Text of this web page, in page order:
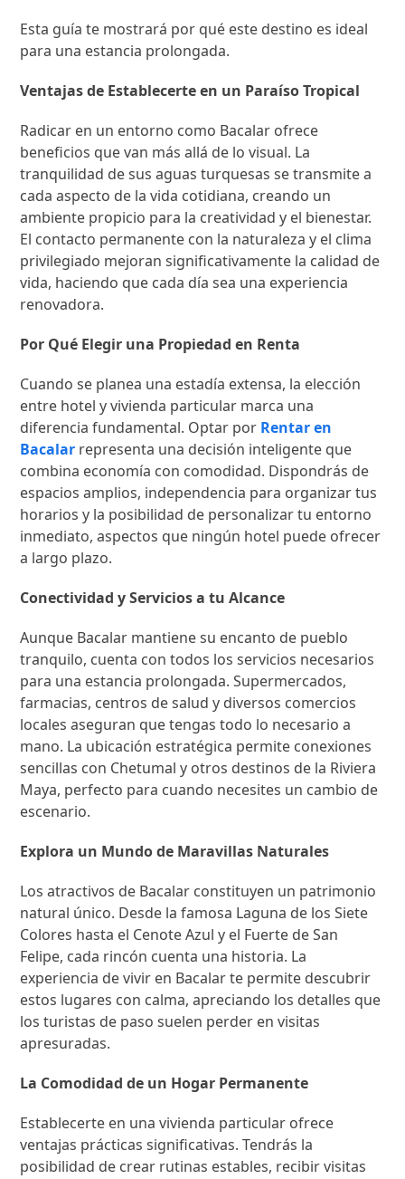
Esta guía te mostrará por qué este destino es ideal
para una estancia prolongada.
Ventajas de Establecerte en un Paraíso Tropical
Radicar en un entorno como Bacalar ofrece
beneficios que van más allá de lo visual. La
tranquilidad de sus aguas turquesas se transmite a
cada aspecto de la vida cotidiana, creando un
ambiente propicio para la creatividad y el bienestar.
El contacto permanente con la naturaleza y el clima
privilegiado mejoran significativamente la calidad de
vida, haciendo que cada día sea una experiencia
renovadora.
Por Qué Elegir una Propiedad en Renta
Cuando se planea una estadía extensa, la elección
entre hotel y vivienda particular marca una
diferencia fundamental. Optar por Rentar en
Bacalar representa una decisión inteligente que
combina economía con comodidad. Dispondrás de
espacios amplios, independencia para organizar tus
horarios y la posibilidad de personalizar tu entorno
inmediato, aspectos que ningún hotel puede ofrecer
a largo plazo.
Conectividad y Servicios a tu Alcance
Aunque Bacalar mantiene su encanto de pueblo
tranquilo, cuenta con todos los servicios necesarios
para una estancia prolongada. Supermercados,
farmacias, centros de salud y diversos comercios
locales aseguran que tengas todo lo necesario a
mano. La ubicación estratégica permite conexiones
sencillas con Chetumal y otros destinos de la Riviera
Maya, perfecto para cuando necesites un cambio de
escenario.
Explora un Mundo de Maravillas Naturales
Los atractivos de Bacalar constituyen un patrimonio
natural único. Desde la famosa Laguna de los Siete
Colores hasta el Cenote Azul y el Fuerte de San
Felipe, cada rincón cuenta una historia. La
experiencia de vivir en Bacalar te permite descubrir
estos lugares con calma, apreciando los detalles que
los turistas de paso suelen perder en visitas
apresuradas.
La Comodidad de un Hogar Permanente
Establecerte en una vivienda particular ofrece
ventajas prácticas significativas. Tendrás la
posibilidad de crear rutinas estables, recibir visitas